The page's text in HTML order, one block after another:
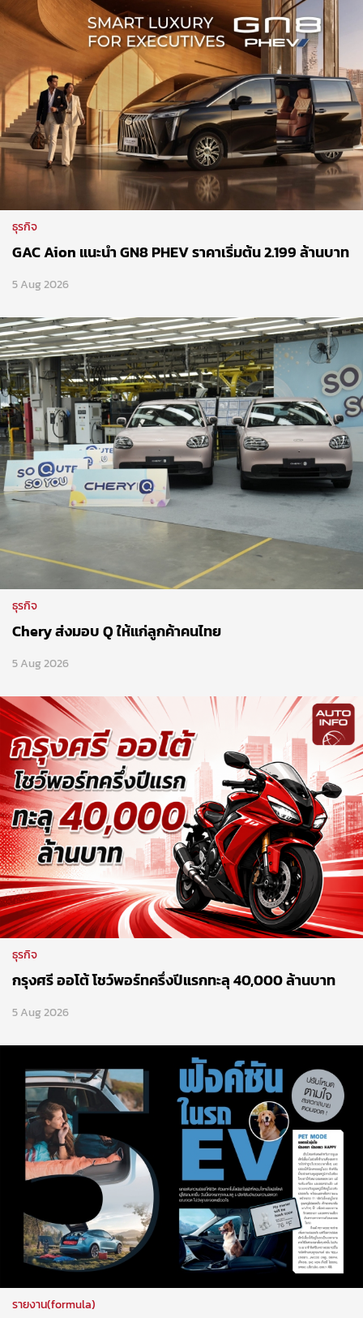
ธุรกิจ
GAC Aion แนะนำ GN8 PHEV ราคาเริ่มต้น 2.199 ล้านบาท
5 Aug 2026
ธุรกิจ
Chery ส่งมอบ Q ให้แก่ลูกค้าคนไทย
5 Aug 2026
ธุรกิจ
กรุงศรี ออโต้ โชว์พอร์ทครึ่งปีแรกทะลุ 40,000 ล้านบาท
5 Aug 2026
รายงาน(formula)